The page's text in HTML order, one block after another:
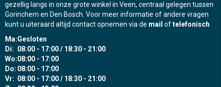
gezellig langs in onze grote winkel in Veen, centraal gelegen tussen
Gorinchem en Den Bosch. Voor meer informatie of andere vragen
kunt u uiteraard altijd contact opnemen via de mail oftelefonisch
Ma:Gesloten
Di: 08:00 - 17:00 / 18:30 - 21:00
Wo:08:00 - 17:00
Do: 08:00 - 17:00
Vr: 08:00 - 17:00 / 18:30 - 21:00